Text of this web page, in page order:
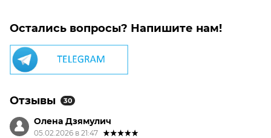
Остались вопросы? Напишите нам!
Отзывы 30
Олена Дзямулич
05.02.2026 в 21:47